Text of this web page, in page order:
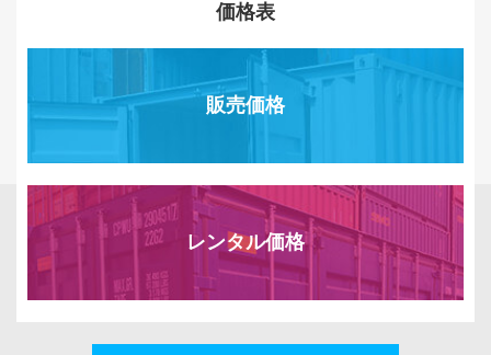
価格表
販売価格
レンタル価格